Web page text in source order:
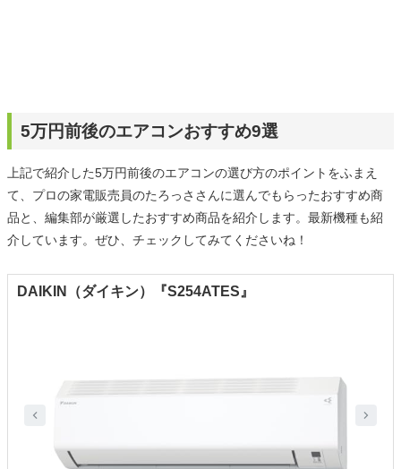
5万円前後のエアコンおすすめ9選
上記で紹介した5万円前後のエアコンの選び方のポイントをふまえ
て、プロの家電販売員のたろっささんに選んでもらったおすすめ商
品と、編集部が厳選したおすすめ商品を紹介します。最新機種も紹
介しています。ぜひ、チェックしてみてくださいね！
DAIKIN（ダイキン）『S254ATES』